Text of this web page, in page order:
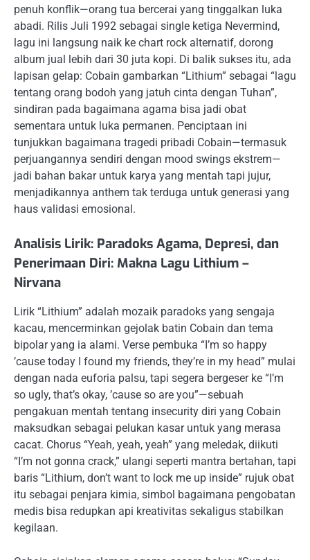
penuh konflik—orang tua bercerai yang tinggalkan luka
abadi. Rilis Juli 1992 sebagai single ketiga Nevermind,
lagu ini langsung naik ke chart rock alternatif, dorong
album jual lebih dari 30 juta kopi. Di balik sukses itu, ada
lapisan gelap: Cobain gambarkan “Lithium” sebagai “lagu
tentang orang bodoh yang jatuh cinta dengan Tuhan”,
sindiran pada bagaimana agama bisa jadi obat
sementara untuk luka permanen. Penciptaan ini
tunjukkan bagaimana tragedi pribadi Cobain—termasuk
perjuangannya sendiri dengan mood swings ekstrem—
jadi bahan bakar untuk karya yang mentah tapi jujur,
menjadikannya anthem tak terduga untuk generasi yang
haus validasi emosional.
Analisis Lirik: Paradoks Agama, Depresi, dan
Penerimaan Diri: Makna Lagu Lithium –
Nirvana
Lirik “Lithium” adalah mozaik paradoks yang sengaja
kacau, mencerminkan gejolak batin Cobain dan tema
bipolar yang ia alami. Verse pembuka “I’m so happy
’cause today I found my friends, they’re in my head” mulai
dengan nada euforia palsu, tapi segera bergeser ke “I’m
so ugly, that’s okay, ’cause so are you”—sebuah
pengakuan mentah tentang insecurity diri yang Cobain
maksudkan sebagai pelukan kasar untuk yang merasa
cacat. Chorus “Yeah, yeah, yeah” yang meledak, diikuti
“I’m not gonna crack,” ulangi seperti mantra bertahan, tapi
baris “Lithium, don’t want to lock me up inside” rujuk obat
itu sebagai penjara kimia, simbol bagaimana pengobatan
medis bisa redupkan api kreativitas sekaligus stabilkan
kegilaan.